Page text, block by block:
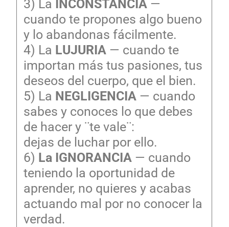
3) La INCONSTANCIA—
cuando te propones algo bueno
y lo abandonas fácilmente.
4) La LUJURIA— cuando te
importan más tus pasiones, tus
deseos del cuerpo, que el bien.
5) La NEGLIGENCIA— cuando
sabes y conoces lo que debes
de hacer y ¨te vale¨:
dejas de luchar por ello.
6) La IGNORANCIA— cuando
teniendo la oportunidad de
aprender, no quieres y acabas
actuando mal por no conocer la
verdad.